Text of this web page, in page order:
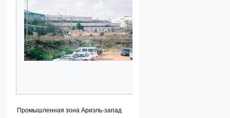
Промышленная зона Ариэль-запад